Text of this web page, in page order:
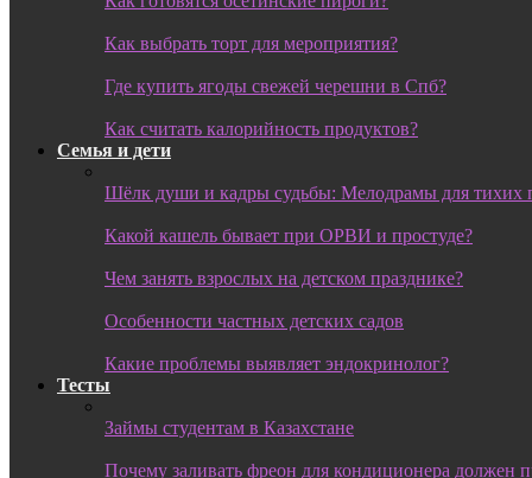
Как выбрать торт для мероприятия?
Где купить ягоды свежей черешни в Спб?
Как считать калорийность продуктов?
Семья и дети
Шёлк души и кадры судьбы: Мелодрамы для тихих
Какой кашель бывает при ОРВИ и простуде?
Чем занять взрослых на детском празднике?
Особенности частных детских садов
Какие проблемы выявляет эндокринолог?
Тесты
Займы студентам в Казахстане
Почему заливать фреон для кондиционера должен